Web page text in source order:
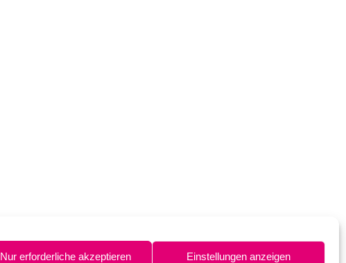
Nur erforderliche akzeptieren Einstellungen anzeigen